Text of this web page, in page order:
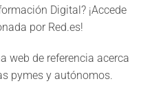
Digital? ¡Accede
por Red.es!
web de referencia acerca
pymes y autónomos.